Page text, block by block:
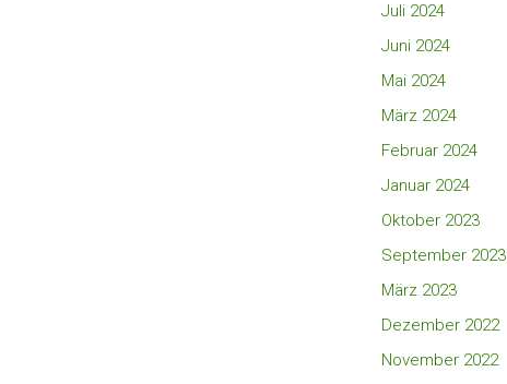
Juli 2024
Juni 2024
Mai 2024
März 2024
Februar 2024
Januar 2024
Oktober 2023
September 2023
März 2023
Dezember 2022
November 2022